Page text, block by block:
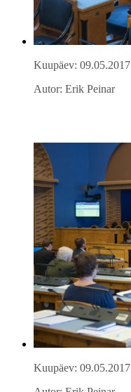
Kuupäev: 09.05.2017
Autor: Erik Peinar
Kuupäev: 09.05.2017